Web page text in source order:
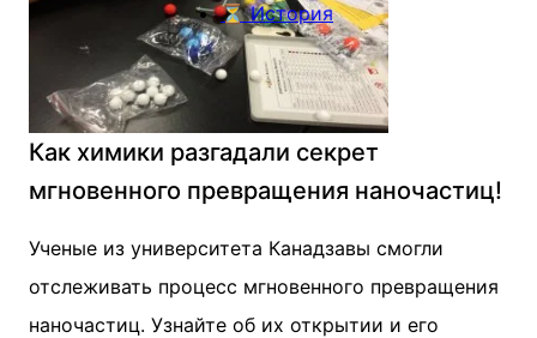
⏳ История
Как химики разгадали секрет
мгновенного превращения наночастиц!
Ученые из университета Канадзавы смогли
отслеживать процесс мгновенного превращения
наночастиц. Узнайте об их открытии и его